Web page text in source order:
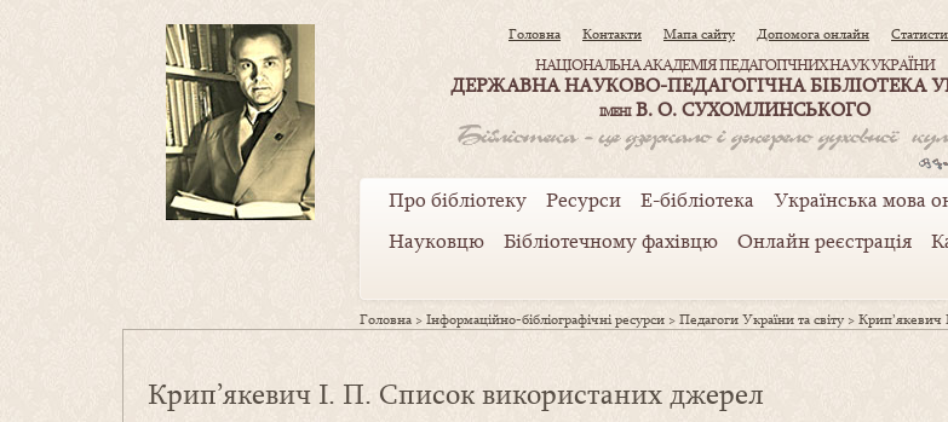
Головна Контакти Мапа сайту Допомога онлайн
НАЦІОНАЛЬНА АКАДЕМІЯ ПЕДАГОГІЧНИХ НАУК УКРАЇНИ
ДЕРЖАВНА НАУКОВО-ПЕДАГОГІЧНА БІБЛІОТЕКА
ІМЕНІВ. О. СУХОМЛИНСЬКОГО
Про бібліотеку Ресурси Е-бібліотека Українська мова
Науковцю
Бібліотечному фахівцю Онлайн реєстрація
Головна >Інформаційно-бібліографічні ресурси >Педагоги України та світу >Крип’якевич
Крип’якевич І. П. Список використаних джерел